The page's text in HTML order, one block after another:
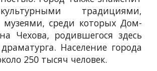
традициями,
среди которых Дом-
Чехова, родившегося здесь
Население города
250 тысяч человек.